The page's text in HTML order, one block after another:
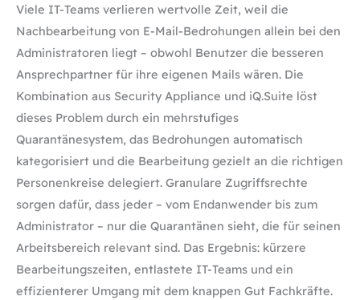
Viele IT-Teams verlieren wertvolle Zeit, weil die
Nachbearbeitung von E-Mail-Bedrohungen allein bei den
Administratoren liegt – obwohl Benutzer die besseren
Ansprechpartner für ihre eigenen Mails wären. Die
Kombination aus Security Appliance und iQ.Suite löst
dieses Problem durch ein mehrstufiges
Quarantänesystem, das Bedrohungen automatisch
kategorisiert und die Bearbeitung gezielt an die richtigen
Personenkreise delegiert. Granulare Zugriffsrechte
sorgen dafür, dass jeder – vom Endanwender bis zum
Administrator – nur die Quarantänen sieht, die für seinen
Arbeitsbereich relevant sind. Das Ergebnis: kürzere
Bearbeitungszeiten, entlastete IT-Teams und ein
effizienterer Umgang mit dem knappen Gut Fachkräfte.